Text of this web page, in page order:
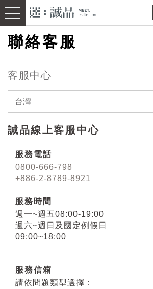
聯絡客服
客服中心
台灣
誠品線上客服中心
服務電話
0800-666-798
+886-2-8789-8921
服務時間
週一~週五08:00-19:00
週六~週日及國定例假日
09:00~18:00
服務信箱
請依問題類型選擇：